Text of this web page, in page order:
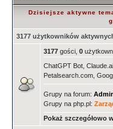
Dzisiejsze aktywne
3177 użytkowników
3177 gości, 0
ChatGPT Bot,
Petalsearch.com,
Grupy na forum:
Grupy na php.pl:
Pokaż szczegółowo